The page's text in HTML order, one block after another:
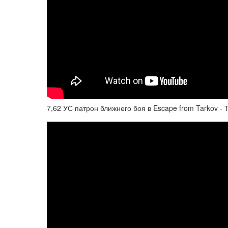
7,62 УС патрон ближнего боя в Escape from Tarkov -